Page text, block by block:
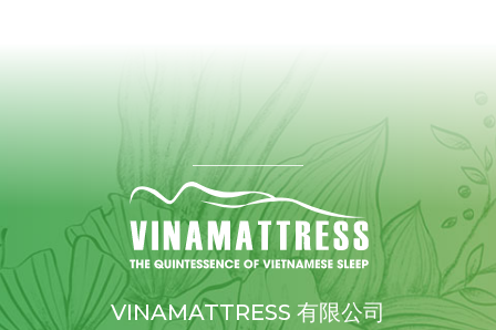
VINAMATTRESS 有限公司